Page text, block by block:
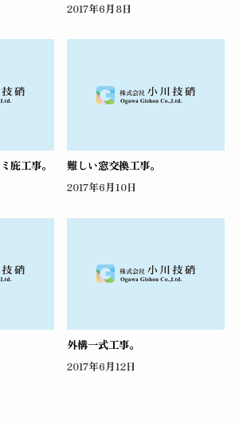
2017年6月8日
庇工事。 難しい窓交換工事。
2017年6月10日
外構一式工事。
2017年6月12日